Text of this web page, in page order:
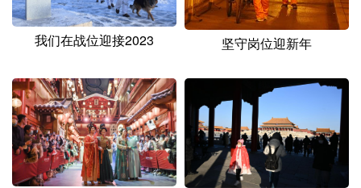
新疆 内蒙古 黑龙江
多语种频道
English Español Français عربى
Русский язык 日本語 한국어
我们在战位迎接2023 坚守岗位迎新年